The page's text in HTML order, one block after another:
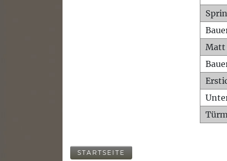
Matt
STARTSEITE